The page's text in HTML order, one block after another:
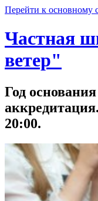
Перейти к основному
Частная
ветер"
Год
20:00.